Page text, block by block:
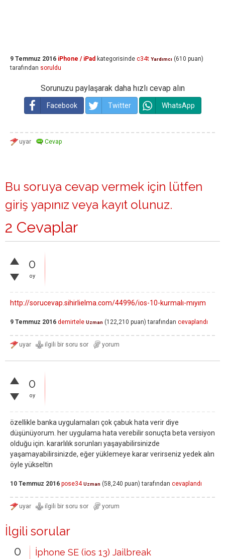
9 Temmuz 2016 iPhone / iPad kategorisinde c34t Yardımcı (610 puan)
tarafından soruldu
Sorunuzu paylaşarak daha hızlı cevap alın
Facebook Twitter WhatsApp
Bu soruya cevap vermek için lütfen
giriş yapınız veya kayıt olunuz.
2 Cevaplar
0
oy
http://sorucevap.sihirlielma.com/44996/ios-10-kurmalı-mıyım
9 Temmuz 2016 demirtele Uzman (122,210 puan) tarafından cevaplandı
0
oy
özellikle banka uygulamaları çok çabuk hata verir diye
düşünüyorum. her uygulama hata verebilir sonuçta beta versiyon
olduğu için. kararlılık sorunları yaşayabilirsinizde
yaşamayabilirsinizde, eğer yüklemeye karar verirseniz yedek alın
öyle yükseltin
10 Temmuz 2016 pose34 Uzman (58,240 puan) tarafından cevaplandı
İlgili sorular
0
İphone SE (ios 13) Jailbreak